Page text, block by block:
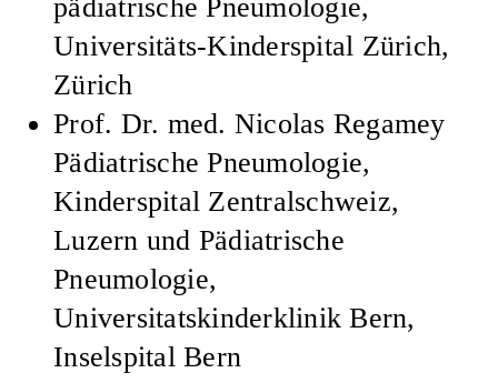
pädiatrische Pneumologie,
Universitäts-Kinderspital Zürich,
Zürich
Prof. Dr. med. Nicolas Regamey
Pädiatrische Pneumologie,
Kinderspital Zentralschweiz,
Luzern und Pädiatrische
Pneumologie,
Universitatskinderklinik Bern,
Inselspital Bern